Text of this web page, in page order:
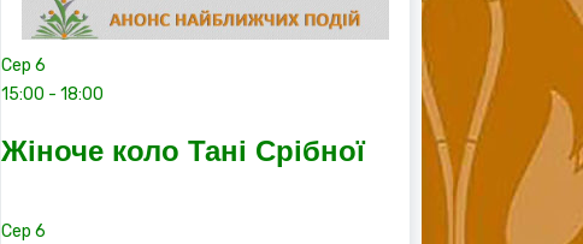
Сер6
15:00 -18:00
Жіноче коло Тані Срібної
Сер6